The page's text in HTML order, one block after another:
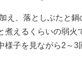
え、落としぶたと鍋
煮えるくらいの弱火
様子を見ながら2～3